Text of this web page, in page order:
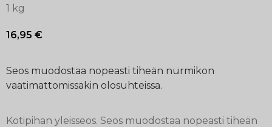
1 kg
16,95 €
Seos muodostaa nopeasti tiheän nurmikon
vaatimattomissakin olosuhteissa.
Kotipihan yleisseos. Seos muodostaa nopeasti tiheän